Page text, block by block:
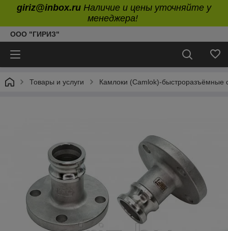
giriz@inbox.ru Наличие и цены уточняйте у
менеджера!
ООО "ГИРИЗ"
Товары и услуги Камлоки (Camlok)-быстроразъёмные